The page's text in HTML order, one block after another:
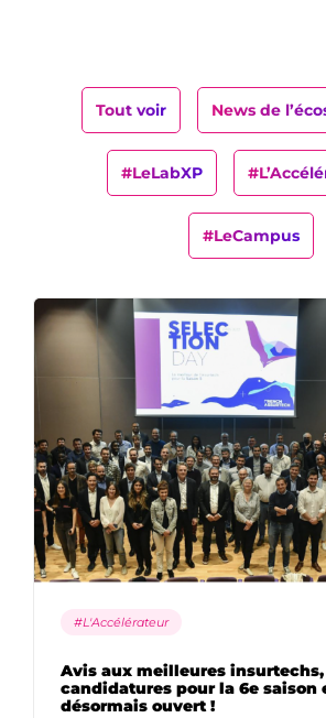
Tout voir News de
#LeLabXP
#LeCampus
#L'Accélérateur
Avis aux meilleures insurtechs,
candidatures pour la 6e saison
désormais ouvert !